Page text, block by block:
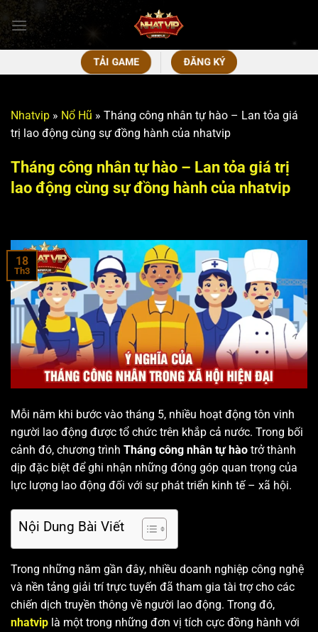
qua
nội
TẢI GAME ĐĂNG KÝ
Nhatvip » Nổ Hũ » Tháng công nhân tự hào – Lan tỏa giá
trị lao động cùng sự đồng hành của nhatvip
Tháng công nhân tự hào – Lan tỏa giá trị
lao động cùng sự đồng hành của nhatvip
18
Th3
Mỗi năm khi bước vào tháng 5, nhiều hoạt động tôn vinh
người lao động được tổ chức trên khắp cả nước. Trong bối
cảnh đó, chương trình Tháng công nhân tự hào trở thành
dịp đặc biệt để ghi nhận những đóng góp quan trọng của
lực lượng lao động đối với sự phát triển kinh tế – xã hội.
Nội Dung Bài Viết
Trong những năm gần đây, nhiều doanh nghiệp công nghệ
và nền tảng giải trí trực tuyến đã tham gia tài trợ cho các
chiến dịch truyền thông về người lao động. Trong đó,
nhatvip là một trong những đơn vị tích cực đồng hành với